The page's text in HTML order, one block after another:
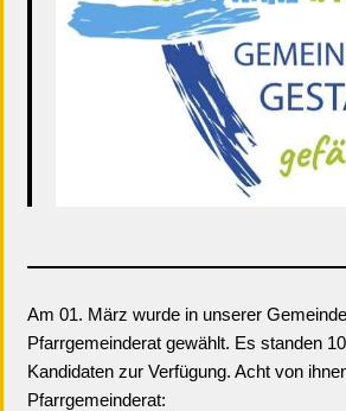
Am 01. März wurde in unserer
Pfarrgemeinderat gewählt. Es standen
Kandidaten zur Verfügung. Acht von
Pfarrgemeinderat: